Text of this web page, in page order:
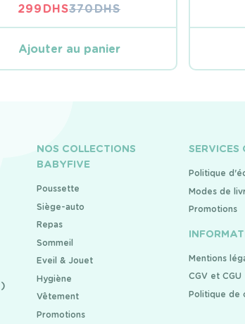
370DHS
LE
PRIX
INITIAL
ÉTAIT :
370 DHS.
299 DHSLE
PRIX
ACTUEL
EST :
299 DHS.
Ajouter au panier
NOS COLLECTIONS
BABYFIVE
Poussette
Siège-auto
Repas
Sommeil
Eveil & Jouet
Hygiène
Vêtement
Promotions
SERVICES
Politique
Modes de
Promotions
Mentions
CGV et CGU
Politique de